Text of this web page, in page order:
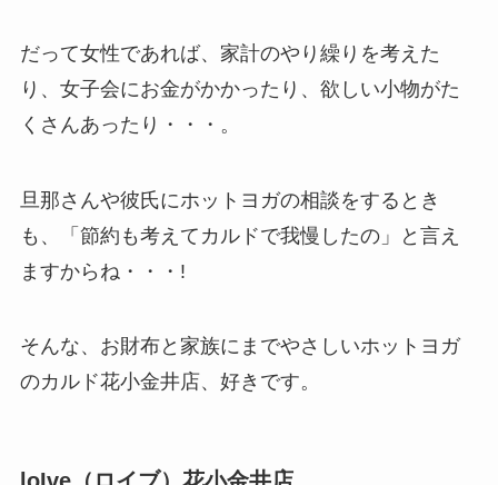
だって女性であれば、家計のやり繰りを考えた
り、女子会にお金がかかったり、欲しい小物がた
くさんあったり・・・。
旦那さんや彼氏にホットヨガの相談をするとき
も、「節約も考えてカルドで我慢したの」と言え
ますからね・・・!
そんな、お財布と家族にまでやさしいホットヨガ
のカルド花小金井店、好きです。
loIve（ロイブ）花小金井店